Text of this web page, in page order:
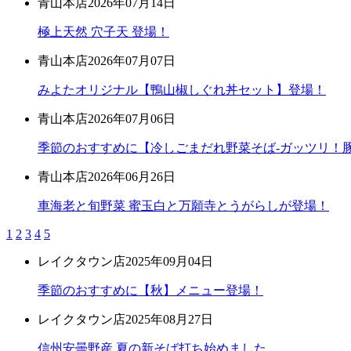
極上天然 穴子天 登場！
青山本店2026年07月07日
みよたオリジナル【鴨山椒しぐれ丼セット】登場！
青山本店2026年07月06日
季節のおすすめに【冷しごまだれ野菜そば-ガッツリ！
青山本店2026年06月26日
車海老と旬野菜 蜜玉白と万願寺とうがらしが登場！
1 2 3 4 5
レイクタウン店2025年09月04日
季節のおすすめに【秋】メニュー登場！
レイクタウン店2025年08月27日
信州安曇野産 夏の新そば打ち始めました